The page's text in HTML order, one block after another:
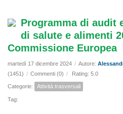
Programma di audit
di salute e alimenti
Commissione Europea
martedì 17 dicembre 2024 / Autore:
(1451) / Commenti (0) / Rating: 5.0
Categorie: Attività trasversali
Tag: